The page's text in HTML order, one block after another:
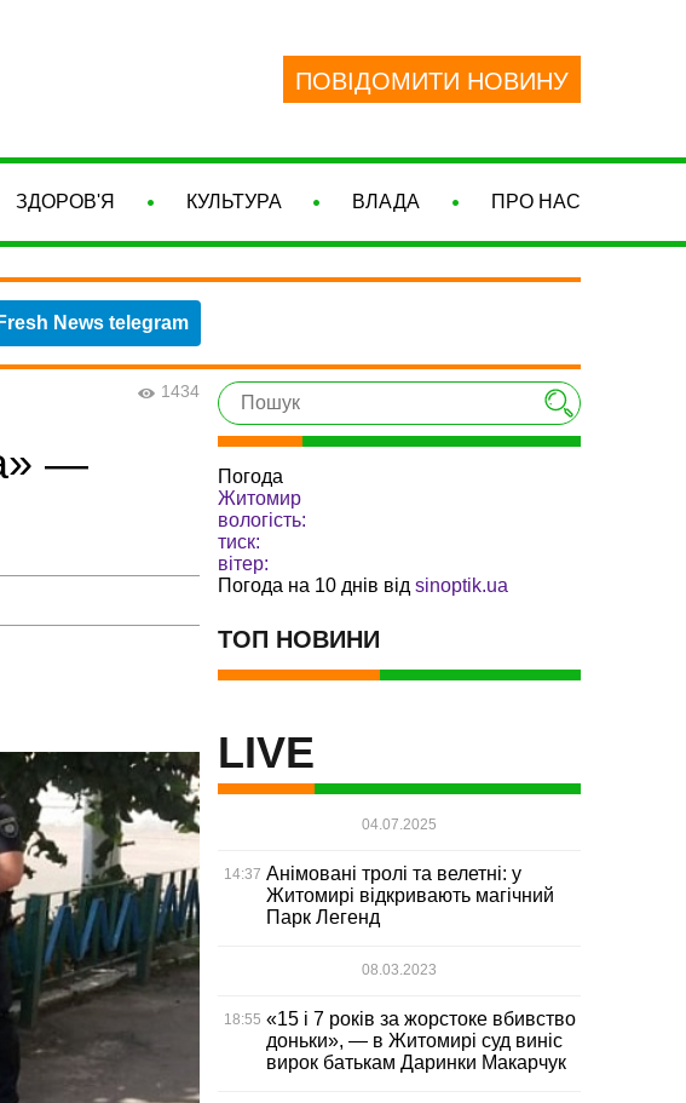
ПОВІДОМИТИ НОВИНУ
ЗДОРОВ'Я КУЛЬТУРА ВЛАДА ПРО НАС
Fresh News telegram
1434
—
Погода
Житомир
вологість:
тиск:
вітер:
Погода на 10 днів від sinoptik.ua
ТОП НОВИНИ
LIVE
04.07.2025
14:37 Анімовані тролі та велетні: у
Житомирі відкривають магічний
Парк Легенд
08.03.2023
18:55 «15 і 7 років за жорстоке вбивство
доньки», — в Житомирі суд виніс
вирок батькам Даринки Макарчук